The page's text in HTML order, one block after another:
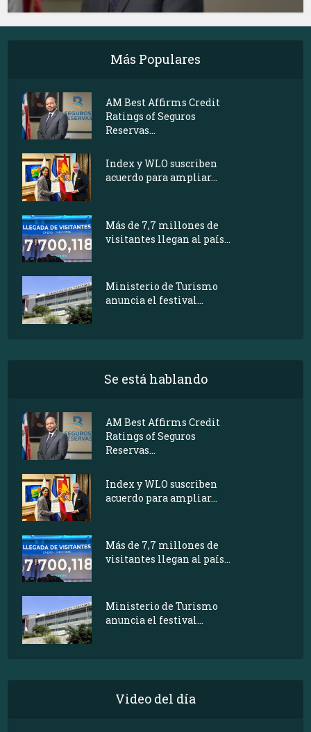
Más Populares
AM Best Affirms Credit
Ratings of Seguros
Reservas...
Index y WLO suscriben
acuerdo para ampliar...
Más de 7,7 millones de
visitantes llegan al país...
Ministerio de Turismo
anuncia el festival...
Se está hablando
AM Best Affirms Credit
Ratings of Seguros
Reservas...
Index y WLO suscriben
acuerdo para ampliar...
Más de 7,7 millones de
visitantes llegan al país...
Ministerio de Turismo
anuncia el festival...
Video del día